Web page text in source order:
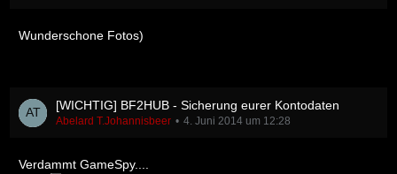
Wunderschone Fotos)
[WICHTIG] BF2HUB - Sicherung eurer Kontodaten
Abelard T.Johannisbeer 4. Juni 2014 um 12:28
Verdammt GameSpy....